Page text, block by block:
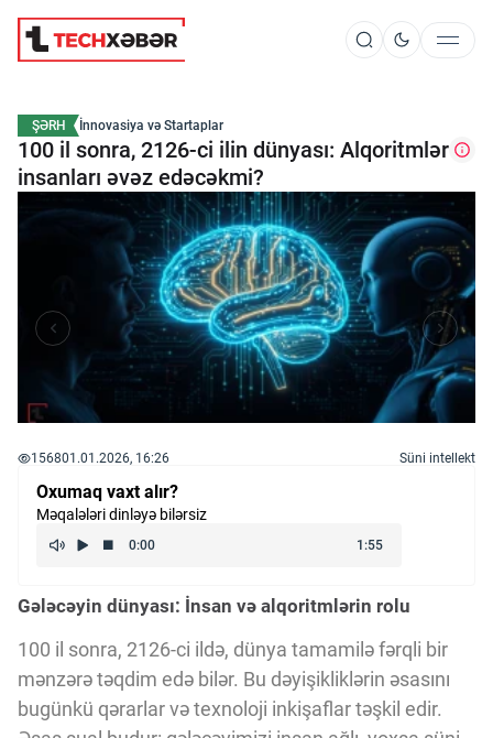
Süni İntellekt
Elm və Kosmos
Texnoloji İnkişaf
İnnovasiya və Startaplar
Kriptovalyuta
ÇƏRƏZLƏR SİYASƏTİ
İSTIFADƏ ŞƏRTLƏRİ
ŞƏRH İnnovasiya və Startaplar
100 il sonra, 2126-ci ilin dünyası: Alqoritmlər
insanları əvəz edəcəkmi?
156801.01.2026, 16:26 Süni intellekt
Oxumaq vaxt alır?
Məqalələri dinləyə bilərsiz
Gələcəyin dünyası: İnsan və alqoritmlərin rolu
100 il sonra, 2126-ci ildə, dünya tamamilə fərqli bir
mənzərə təqdim edə bilər. Bu dəyişikliklərin əsasını
bugünkü qərarlar və texnoloji inkişaflar təşkil edir.